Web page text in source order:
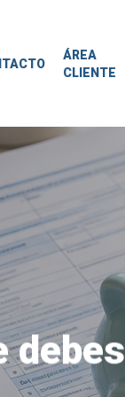
ÁREA
CLIENTE
debes